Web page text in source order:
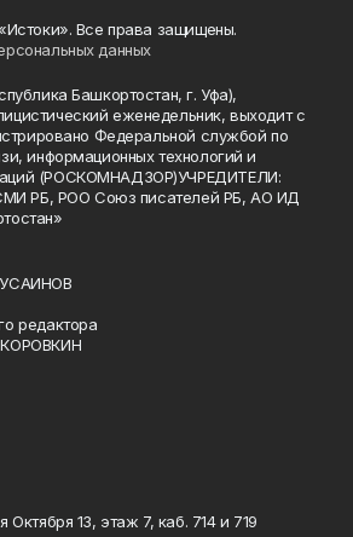
Все права защищены.
данных
Башкортостан, г. Уфа),
еженедельник, выходит с
Федеральной службой по
информационных технологий и
(РОСКОМНАДЗОР)УЧРЕДИТЕЛИ:
СМИ РБ, РОО Союз писателей РБ, АО ИД
редактора
КОРОВКИН
13, этаж 7, каб. 714 и 719